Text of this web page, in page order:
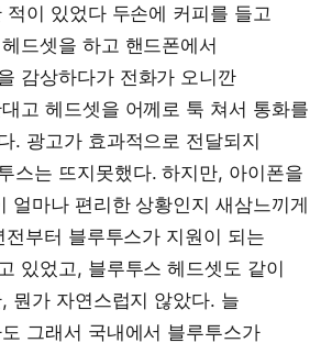
적이 있었다 두손에 커피를 들고
드셋을 하고 핸드폰에서
감상하다가 전화가 오니깐
고 헤드셋을 어께로 툭 쳐서 통화를
. 광고가 효과적으로 전달되지
스는 뜨지못했다. 하지만, 아이폰을
얼마나 편리한 상황인지 새삼느끼게
부터 블루투스가 지원이 되는
있었고, 블루투스 헤드셋도 같이
뭔가 자연스럽지 않았다. 늘
그래서 국내에서 블루투스가